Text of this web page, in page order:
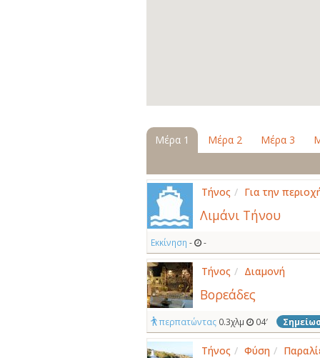
Μέρα 1 Μέρα 2 Μέρα 3
Τήνος / Για την
Λιμάνι Τήνου
Εκκίνηση - -
Τήνος / Διαμονή
Βορεάδες
περπατώντας0.3χλμ 04′
Τήνος / Φύση /